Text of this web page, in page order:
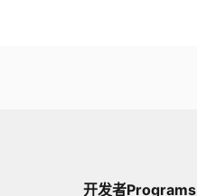
开发者Programs